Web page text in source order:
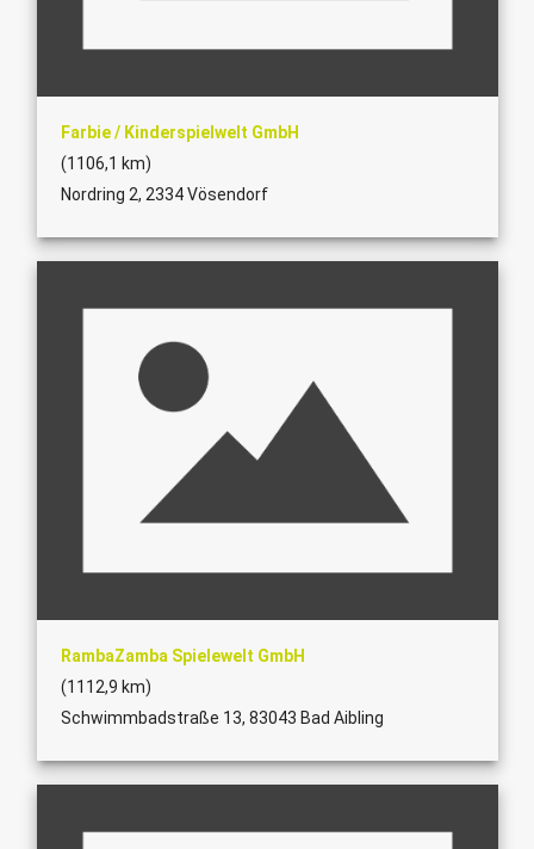
Farbie / Kinderspielwelt GmbH
(1106,1 km)
Nordring 2, 2334 Vösendorf
RambaZamba Spielewelt GmbH
(1112,9 km)
Schwimmbadstraße 13, 83043 Bad Aibling